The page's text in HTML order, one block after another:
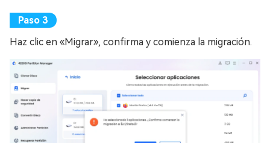
Haz clic en «Migrar», confirma y comienza la migración.